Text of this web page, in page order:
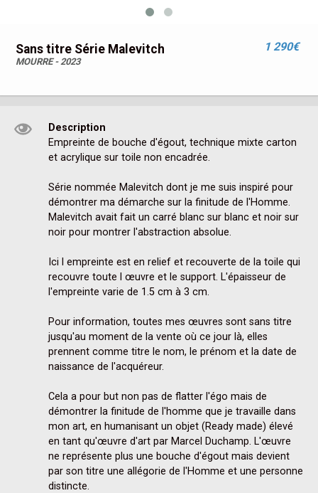
Sans titre Série Malevitch
MOURRE - 2023
1 290€
Description
Empreinte de bouche d'égout, technique mixte carton
et acrylique sur toile non encadrée.
Série nommée Malevitch dont je me suis inspiré pour
démontrer ma démarche sur la finitude de l'Homme.
Malevitch avait fait un carré blanc sur blanc et noir sur
noir pour montrer l'abstraction absolue.
Ici l empreinte est en relief et recouverte de la toile qui
recouvre toute l œuvre et le support. L'épaisseur de
l'empreinte varie de 1.5 cm à 3 cm.
Pour information, toutes mes œuvres sont sans titre
jusqu'au moment de la vente où ce jour là, elles
prennent comme titre le nom, le prénom et la date de
naissance de l'acquéreur.
Cela a pour but non pas de flatter l'égo mais de
démontrer la finitude de l'homme que je travaille dans
mon art, en humanisant un objet (Ready made) élevé
en tant qu'œuvre d'art par Marcel Duchamp. L'œuvre
ne représente plus une bouche d'égout mais devient
par son titre une allégorie de l'Homme et une personne
distincte.